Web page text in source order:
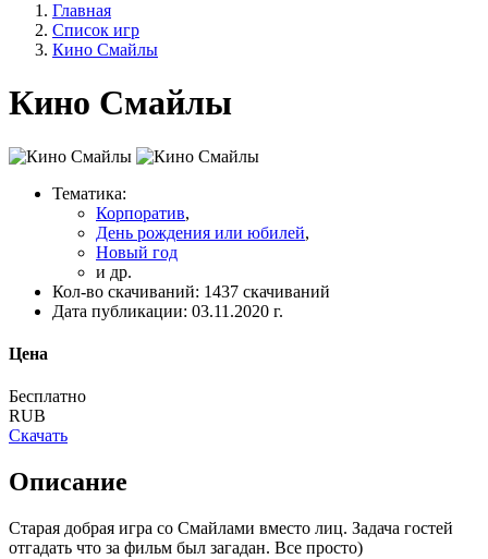
Главная
Список игр
Кино Смайлы
Кино Смайлы
Тематика:
Корпоратив,
День рождения или юбилей,
Новый год
и др.
Кол-во скачиваний: 1437 скачиваний
Дата публикации: 03.11.2020 г.
Цена
Бесплатно
RUB
Скачать
Описание
Старая добрая игра со Смайлами вместо лиц. Задача гостей
отгадать что за фильм был загадан. Все просто)